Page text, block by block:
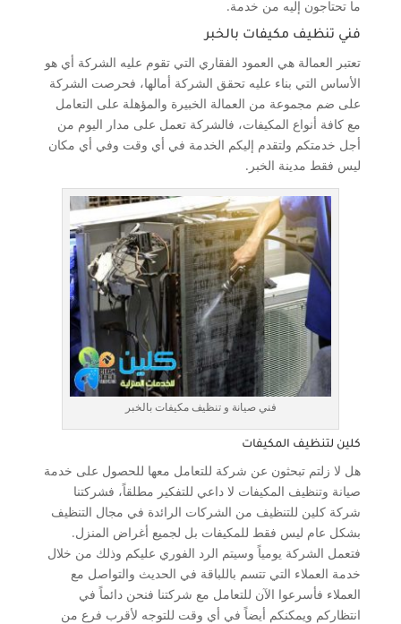
ما تحتاجون إليه من خدمة.
فني تنظيف مكيفات بالخبر
تعتبر العمالة هي العمود الفقاري التي تقوم عليه الشركة أي هو
الأساس التي بناء عليه تحقق الشركة أمالها، فحرصت الشركة
على ضم مجموعة من العمالة الخبيرة والمؤهلة على التعامل
مع كافة أنواع المكيفات، فالشركة تعمل على مدار اليوم من
أجل خدمتكم ولتقدم إليكم الخدمة في أي وقت وفي أي مكان
ليس فقط مدينة الخبر.
فني صيانة و تنظيف مكيفات بالخبر
كلين لتنظيف المكيفات
هل لا زلتم تبحثون عن شركة للتعامل معها للحصول على خدمة
صيانة وتنظيف المكيفات لا داعي للتفكير مطلقاً، فشركتنا
شركة كلين للتنظيف من الشركات الرائدة في مجال التنظيف
بشكل عام ليس فقط للمكيفات بل لجميع أغراض المنزل.
فتعمل الشركة يومياً وسيتم الرد الفوري عليكم وذلك من خلال
خدمة العملاء التي تتسم باللباقة في الحديث والتواصل مع
العملاء فأسرعوا الآن للتعامل مع شركتنا فنحن دائماً في
انتظاركم ويمكنكم أيضاً في أي وقت للتوجه لأقرب فرع من